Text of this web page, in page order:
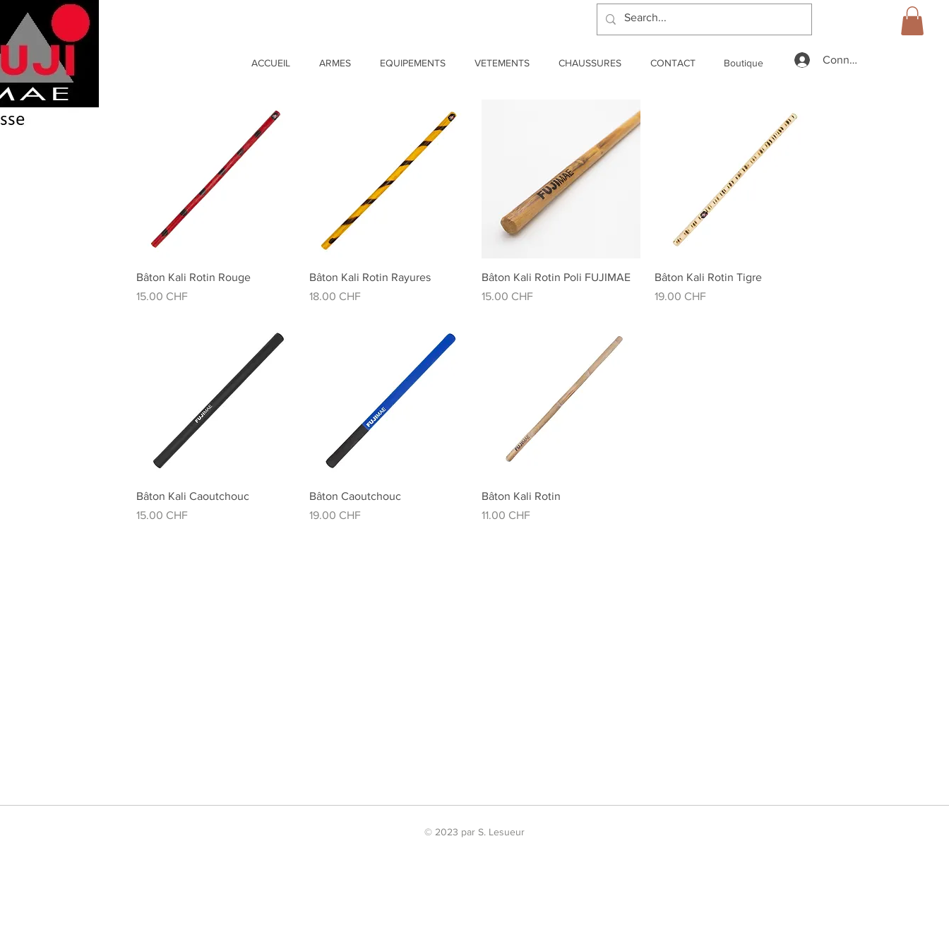
ACCUEIL ARMES EQUIPEMENTS VETEMENTS CHAUSSURES CONTACT Boutique Connexion
Aperçu rapide
Bâton Kali Rotin Rouge
Prix
15.00 CHF
Aperçu rapide
Bâton Kali Rotin Rayures
Prix
18.00 CHF
Aperçu rapide
Bâton Kali Rotin Poli FUJIMAE
Prix
15.00 CHF
Aperçu rapide
Bâton Kali Rotin Tigre
Prix
19.00 CHF
Aperçu rapide
Bâton Kali Caoutchouc
Prix
15.00 CHF
Aperçu rapide
Bâton Caoutchouc
Prix
19.00 CHF
Aperçu rapide
Bâton Kali Rotin
Prix
11.00 CHF
© 2023 par S. Lesueur